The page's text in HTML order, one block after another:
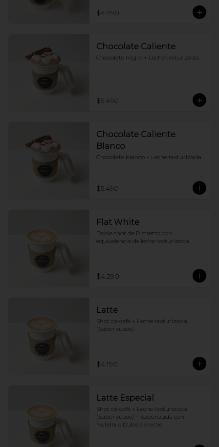
$4.990
Chocolate Caliente
Chocolate negro + Leche texturizada
$5.490
Chocolate Caliente
Blanco
Chocolate blanco + Leche texturizada
$5.490
Flat White
Doble shot de Ristretto con
equivalencia de leche texturizada
$4.290
Latte
Shot de café + Leche texturizada
(Sabor suave)
$4.190
Latte Especial
Shot de café + Leche texturizada
(Sabor suave) + Saborizada con
Nutella o Dulce de leche